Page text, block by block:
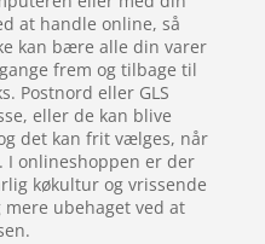
at handle online, så
kan bære alle din varer
frem og tilbage til
Postnord eller GLS
eller de kan blive
det kan frit vælges, når
I onlineshoppen er der
køkultur og vrissende
ubehaget ved at